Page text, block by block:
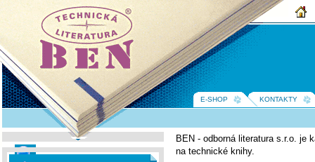
BEN -
technická
literatura
BEN - odborná literatura s.r.o. je
na technické knihy.
Vyhledávání
E-SHOP KONTAKTY